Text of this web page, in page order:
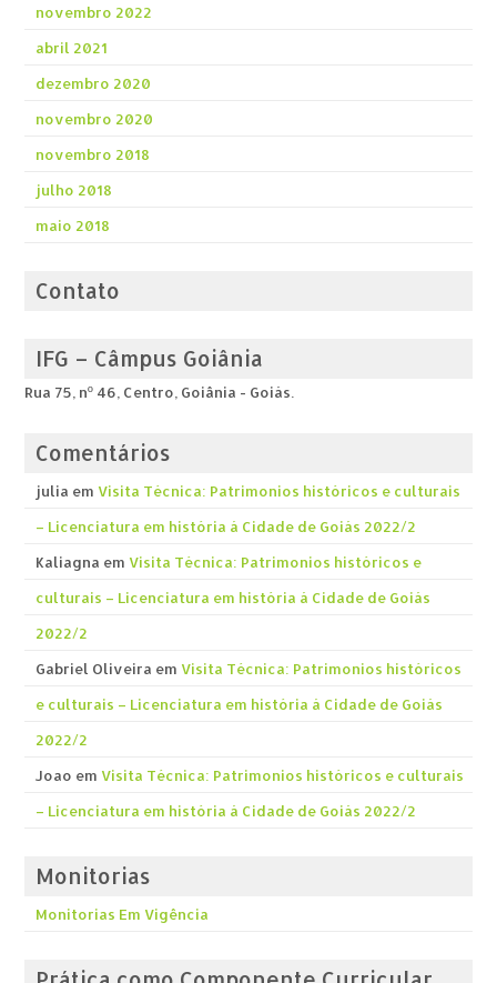
novembro 2022
abril 2021
dezembro 2020
novembro 2020
novembro 2018
julho 2018
maio 2018
Contato
IFG – Câmpus Goiânia
Rua 75, nº 46, Centro, Goiânia - Goiás.
Comentários
julia em Visita Técnica: Patrimonios históricos e culturais
– Licenciatura em história á Cidade de Goiás 2022/2
Kaliagna em Visita Técnica: Patrimonios históricos e
culturais – Licenciatura em história á Cidade de Goiás
2022/2
Gabriel Oliveira em Visita Técnica: Patrimonios históricos
e culturais – Licenciatura em história á Cidade de Goiás
2022/2
Joao em Visita Técnica: Patrimonios históricos e culturais
– Licenciatura em história á Cidade de Goiás 2022/2
Monitorias
Monitorias Em Vigência